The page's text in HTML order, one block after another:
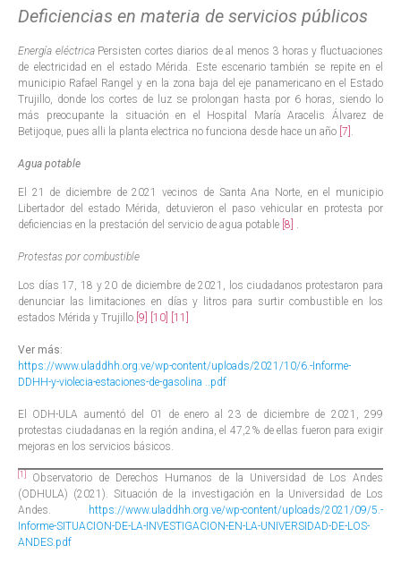
Deficiencias en materia de servicios públicos
Energía eléctricaPersisten cortes diarios de al menos 3 horas y fluctuaciones
de electricidad en el estado Mérida. Este escenario también se repite en el
municipio Rafael Rangel y en la zona baja del eje panamericano en el Estado
Trujillo, donde los cortes de luz se prolongan hasta por 6 horas, siendo lo
más preocupante la situación en el Hospital María Aracelis Álvarez de
Betijoque, pues alli la planta electrica no funciona desde hace un año [7]
Agua potable
El 21 de diciembre de 2021 vecinos de Santa Ana Norte, en el municipio
Libertador del estado Mérida, detuvieron el paso vehicular en protesta por
deficiencias en la prestación del servicio de agua potable [8] .
Protestas por combustible
Los días 17, 18 y 20 de diciembre de 2021, los ciudadanos protestaron para
denunciar las limitaciones en días y litros para surtir combustible en los
estados Mérida y Trujillo. [9] [10] [11]
Ver más:
https://www.uladdhh.org.ve/wp-content/uploads/2021/10/6.-Informe-
DDHH-y-violecia-estaciones-de-gasolina ..pdf
El ODH-ULA aumentó del 01 de enero al 23 de diciembre de 2021, 299
protestas ciudadanas en la región andina, el 47,2% de ellas fueron para exigir
mejoras en los servicios básicos.
[1]
Observatorio de Derechos Humanos de la Universidad de Los Andes
(ODHULA) (2021). Situación de la investigación en la Universidad de Los
Andes. https://www.uladdhh.org.ve/wp-content/uploads/2021/09/5.-
Informe-SITUACION-DE-LA-INVESTIGACION-EN-LA-UNIVERSIDAD-DE-LOS-
ANDES.pdf